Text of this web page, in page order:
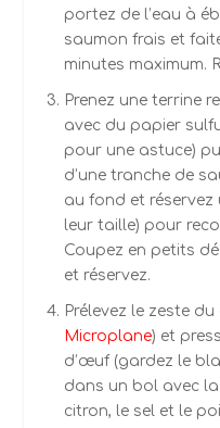
portez de l’eau à
saumon frais et
minutes maximum.
Prenez une terrine
avec du papier
pour une astuce)
d’une tranche de
au fond et réservez
leur taille) pour
Coupez en petits
et réservez.
Prélevez le zeste du
Microplane) et
d’œuf (gardez le
dans un bol avec
citron, le sel et le